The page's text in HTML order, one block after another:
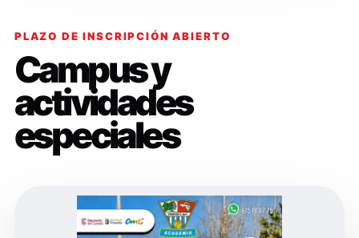
PLAZO DE INSCRIPCIÓN ABIERTO
Campus y
actividades
especiales